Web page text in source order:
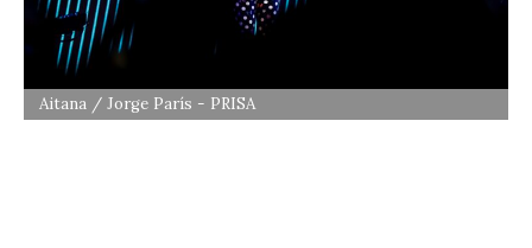
Aitana / Jorge París - PRISA